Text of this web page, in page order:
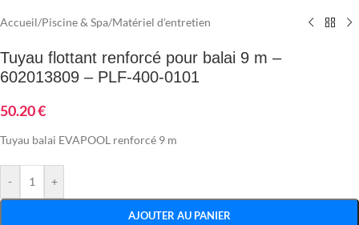
Accueil/Piscine & Spa/Matériel d'entretien
Tuyau flottant renforcé pour balai 9 m –
602013809 – PLF-400-0101
50.20€
Tuyau balai EVAPOOL renforcé 9 m
- +
AJOUTER AU PANIER